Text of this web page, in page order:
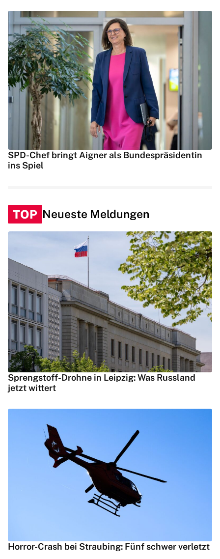
SPD-Chef bringt Aigner als Bundespräsidentin
ins Spiel
TOP Neueste Meldungen
Sprengstoff-Drohne in Leipzig: Was Russland
jetzt wittert
Horror-Crash bei Straubing: Fünf schwer verletzt